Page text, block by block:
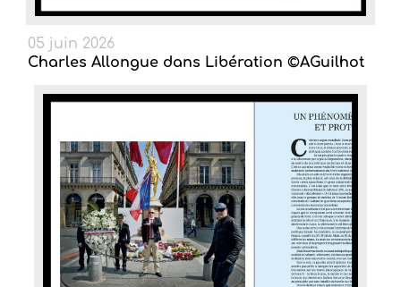
05 juin 2026
Charles Allongue dans Libération ©AGuilhot